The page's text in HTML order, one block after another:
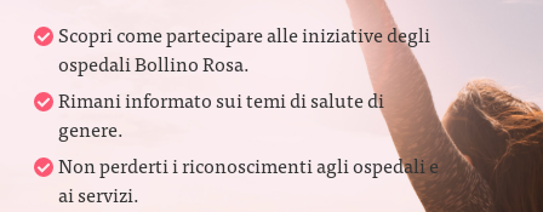
Scopri come partecipare alle iniziative degli
ospedali Bollino Rosa.
Rimani informato sui temi di salute di
genere.
Non perderti i riconoscimenti agli ospedali e
ai servizi.